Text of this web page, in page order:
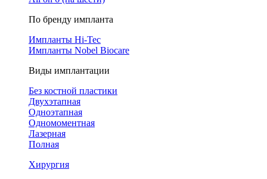
По бренду импланта
Импланты Hi-Tec
Импланты Nobel Biocare
Виды имплантации
Без костной пластики
Двухэтапная
Одноэтапная
Одномоментная
Лазерная
Полная
Хирургия